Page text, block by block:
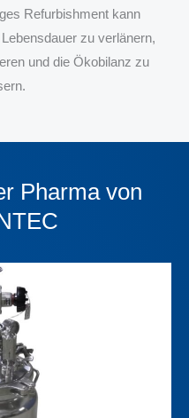
Refurbishment kann
zu verlänern,
und die Ökobilanz zu
Pharma von